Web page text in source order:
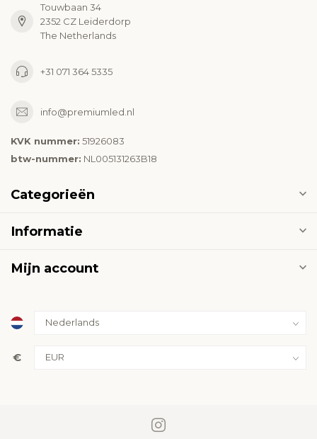
Touwbaan 34
2352 CZ Leiderdorp
The Netherlands
+31 071 364 5335
info@premiumled.nl
KVK nummer: 51926083
btw-nummer: NL005131263B18
Categorieën
Informatie
Mijn account
€